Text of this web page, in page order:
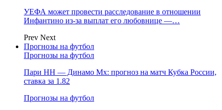
УЕФА может провести расследование в отношении
Инфантино из‑за выплат его любовнице —…
Prev Next
Прогнозы на футбол
Прогнозы на футбол
Пари НН — Динамо Мх: прогноз на матч Кубка России,
ставка за 1.82
Прогнозы на футбол